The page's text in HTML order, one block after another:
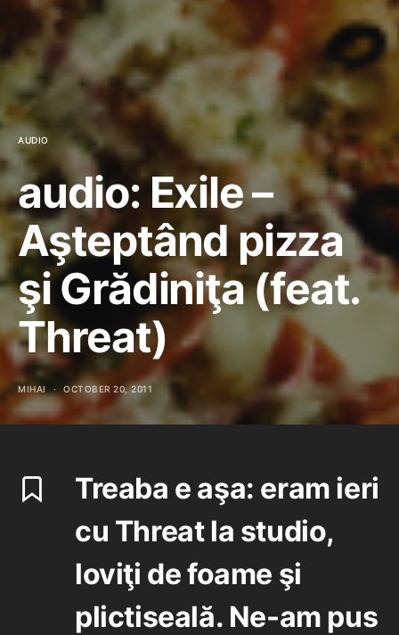
AUDIO
audio: Exile –
Aşteptând pizza
şi Grădiniţa (feat.
Threat)
MIHAI OCTOBER 20, 2011
Treaba e aşa: eram ieri
cu Threat la studio,
loviţi de foame şi
plictiseală. Ne-am pus